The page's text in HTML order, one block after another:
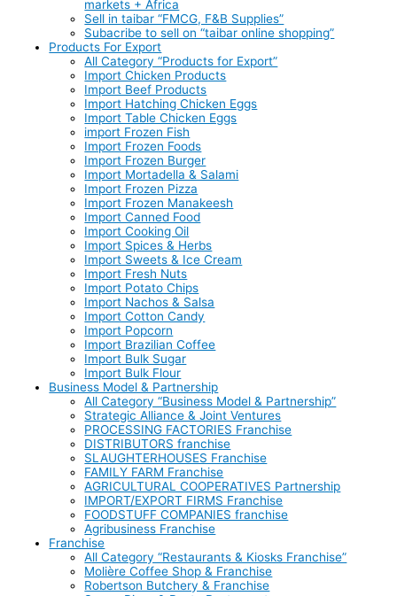
markets + Africa
Sell in taibar “FMCG, F&B Supplies”
Subacribe to sell on “taibar online shopping”
Products For Export
All Category “Products for Export”
Import Chicken Products
Import Beef Products
Import Hatching Chicken Eggs
Import Table Chicken Eggs
import Frozen Fish
Import Frozen Foods
Import Frozen Burger
Import Mortadella & Salami
Import Frozen Pizza
Import Frozen Manakeesh
Import Canned Food
Import Cooking Oil
Import Spices & Herbs
Import Sweets & Ice Cream
Import Fresh Nuts
Import Potato Chips
Import Nachos & Salsa
Import Cotton Candy
Import Popcorn
Import Brazilian Coffee
Import Bulk Sugar
Import Bulk Flour
Business Model & Partnership
All Category “Business Model & Partnership”
Strategic Alliance & Joint Ventures
PROCESSING FACTORIES Franchise
DISTRIBUTORS franchise
SLAUGHTERHOUSES Franchise
FAMILY FARM Franchise
AGRICULTURAL COOPERATIVES Partnership
IMPORT/EXPORT FIRMS Franchise
FOODSTUFF COMPANIES franchise
Agribusiness Franchise
Franchise
All Category “Restaurants & Kiosks Franchise”
Molière Coffee Shop & Franchise
Robertson Butchery & Franchise